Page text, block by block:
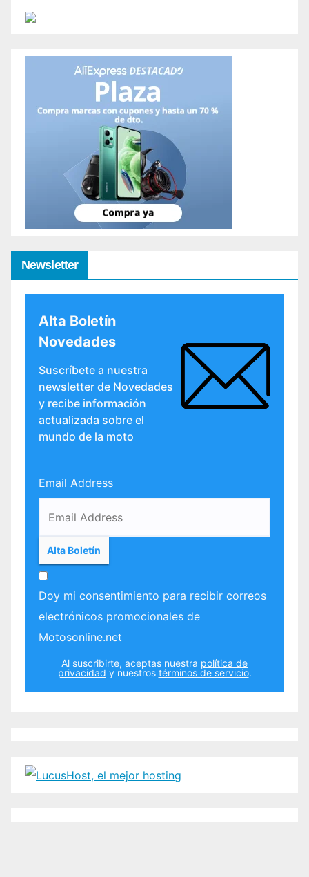
Newsletter
Alta Boletín
Novedades
Suscríbete a nuestra
newsletter de Novedades
y recibe información
actualizada sobre el
mundo de la moto
Email Address
Doy mi consentimiento para recibir correos
electrónicos promocionales de
Motosonline.net
Al suscribirte, aceptas nuestra política de
privacidad y nuestros términos de servicio.